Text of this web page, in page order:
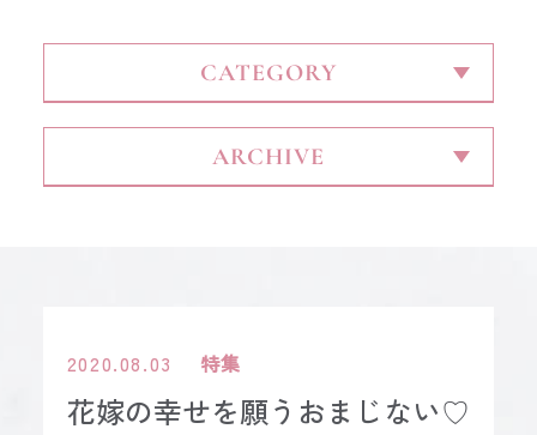
CONTACT
2020.08.03 特集
花嫁の幸せを願うおまじない♡